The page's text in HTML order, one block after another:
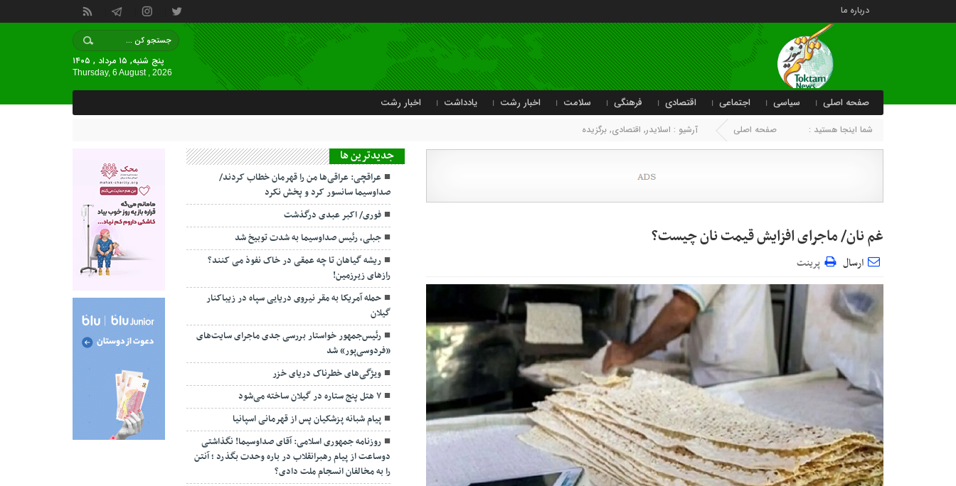
درباره ما
پنج شنبه, ۱۵ مرداد , ۱۴۰۵
Thursday, 6 August , 2026
صفحه اصلی سیاسی اجتماعی اقتصادی فرهنگی سلامت اخبار رشت یادداشت اخبار رشت
شما اینجا هستید : صفحه اصلی آرشیو : اسلایدر, اقتصادی, برگزیده
غم نان/ ماجرای افزایش قیمت نان چیست؟
ارسال پرینت
جديدترين ها
عراقچی: عراقی‌ها من را قهرمان خطاب کردند/
صداوسیما سانسور کرد و پخش نکرد
فوری/ اکبر عبدی درگذشت
جبلی، رئیس صداوسیما به شدت توبیخ شد
ریشه گیاهان تا چه عمقی در خاک نفوذ می کنند؟
رازهای زیرزمین!
حمله آمریکا به مقر نیروی دریایی سپاه در زیباکنار
گیلان
رئیس‌جمهور خواستار بررسی جدی ماجرای سایت‌های
«فردوسی‌پور» شد
ویژگی‌های خطرناک دریای خزر
۷ هتل پنج ستاره در گیلان ساخته می‌شود
پیام شبانه پزشکیان پس از قهرمانی اسپانیا
روزنامه جمهوری اسلامی: آقای صداوسیما! نگذاشتی
دوساعت از پیام رهبرانقلاب در باره وحدت بگذرد ؛ آنتن
را به مخالفان انسجام ملت دادی؟